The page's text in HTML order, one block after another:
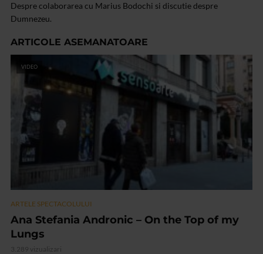
Despre colaborarea cu Marius Bodochi si discutie despre
Dumnezeu.
ARTICOLE ASEMANATOARE
VIDEO
ARTELE SPECTACOLULUI
Ana Stefania Andronic – On the Top of my
Lungs
3.289 vizualizari